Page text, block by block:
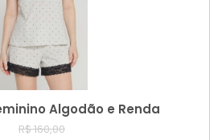
Algodão e Renda
R$ 160,00